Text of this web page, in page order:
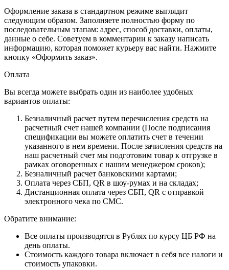
Оформление заказа в стандартном режиме выглядит
следующим образом. Заполняете полностью форму по
последовательным этапам: адрес, способ доставки, оплаты,
данные о себе. Советуем в комментарии к заказу написать
информацию, которая поможет курьеру вас найти. Нажмите
кнопку «Оформить заказ».
Оплата
Вы всегда можете выбрать один из наиболее удобных
вариантов оплаты:
Безналичный расчет путем перечисления средств на
расчетный счет нашей компании (После подписания
спецификации вы можете оплатить счет в течении
указанного в нем времени. После зачисления средств на
наш расчетный счет мы подготовим товар к отгрузке в
рамках оговоренных с нашим менеджером сроков);
Безналичный расчет банковскими картами;
Оплата через СБП, QR в шоу-румах и на складах;
Дистанционная оплата через СБП, QR с отправкой
электронного чека по СМС.
Обратите внимание:
Все оплаты производятся в Рублях по курсу ЦБ РФ на
день оплаты.
Стоимость каждого товара включает в себя все налоги и
стоимость упаковки.